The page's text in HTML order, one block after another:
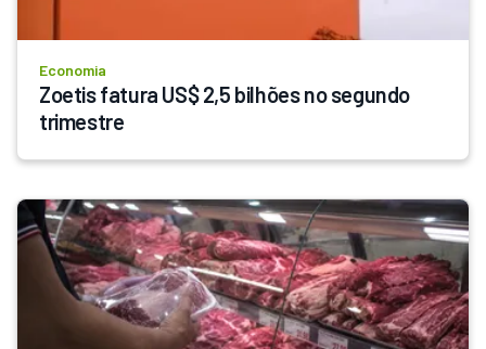
Economia
Zoetis fatura US$ 2,5 bilhões no segundo
trimestre